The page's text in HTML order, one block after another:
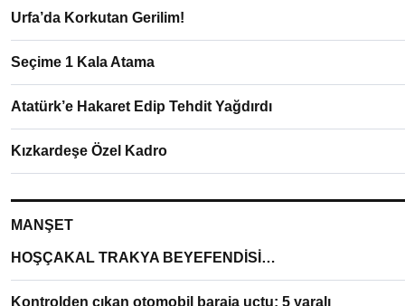
Urfa’da Korkutan Gerilim!
Seçime 1 Kala Atama
Atatürk’e Hakaret Edip Tehdit Yağdırdı
Kızkardeşe Özel Kadro
MANŞET
HOŞÇAKAL TRAKYA BEYEFENDİSİ…
Kontrolden çıkan otomobil baraja uçtu: 5 yaralı